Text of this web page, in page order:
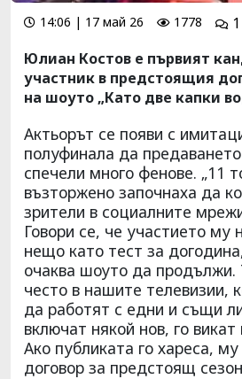
14:06 | 17 май 26 1778
1
Юлиан Костов е първият
участник в предстоящия
на шоуто „Като две капки
Актьорът се появи с
полуфинала да
спечели много фенове. „11
възторжено започнаха да
зрители в социалните
Говори се, че участието му
нещо като тест за
очаква шоуто да продължи.
често в нашите телевизии,
да работят с едни и същи
включат някой нов, го викат
Ако публиката го хареса,
договор за предстоящ